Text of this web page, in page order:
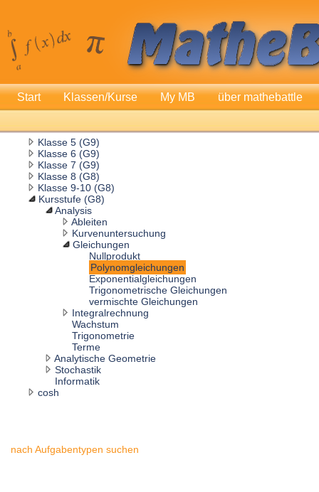
Start Klassen/Kurse My MB über mathebattle
Klasse 5 (G9)
Klasse 6 (G9)
Klasse 7 (G9)
Klasse 8 (G8)
Klasse 9-10 (G8)
Kursstufe (G8)
Analysis
Ableiten
Kurvenuntersuchung
Gleichungen
Nullprodukt
Polynomgleichungen
Exponentialgleichungen
Trigonometrische Gleichungen
vermischte Gleichungen
Integralrechnung
Wachstum
Trigonometrie
Terme
Analytische Geometrie
Stochastik
Informatik
cosh
nach Aufgabentypen suchen